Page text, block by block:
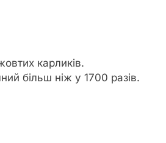
карликів.
більш ніж у 1700 разів.